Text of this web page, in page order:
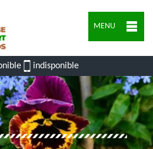
MENU
indisponible